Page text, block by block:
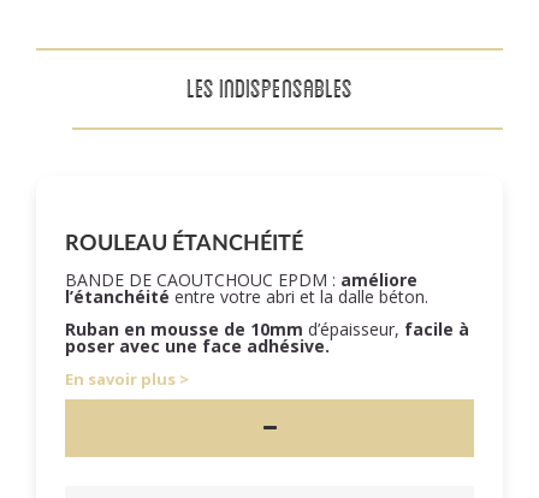
LES INDISPENSABLES
ROULEAU ÉTANCHÉITÉ
BANDE DE CAOUTCHOUC EPDM : améliore
l’étanchéité entre votre abri et la dalle béton.
Ruban en mousse de 10mm d’épaisseur, facile à
poser avec une face adhésive.
En savoir plus